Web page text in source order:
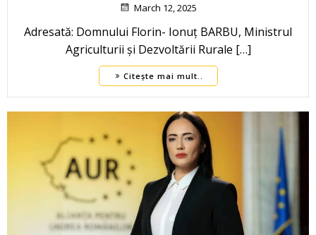
March 12, 2025
Adresată: Domnului Florin- Ionuț BARBU, Ministrul
Agriculturii și Dezvoltării Rurale […]
Citește mai mult..